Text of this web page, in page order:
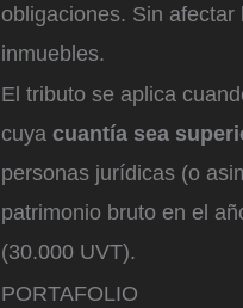
obligaciones. Sin
inmuebles.
El tributo se aplica
cuya cuantía sea
personas jurídicas (o
patrimonio bruto en el
(30.000 UVT).
PORTAFOLIO